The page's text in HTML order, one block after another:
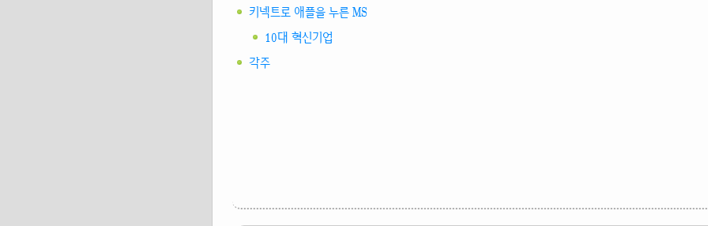
키넥트로 애플을 누른 MS
10대 혁신기업
각주